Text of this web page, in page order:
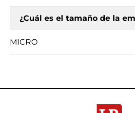
¿Cuál es el tamaño de la
MICRO